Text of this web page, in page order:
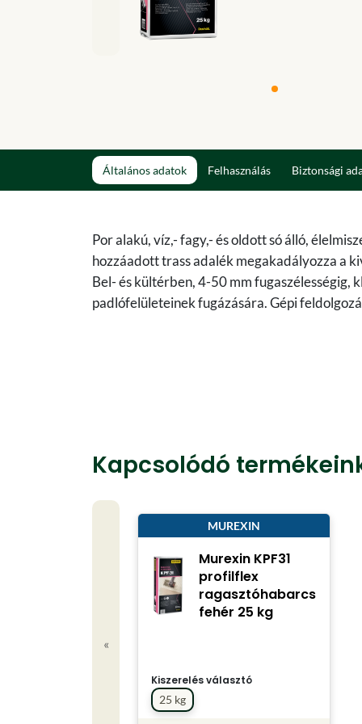
Általános adatok Felhasználás Biztonsági
Por alakú, víz,- fagy,- és oldott só álló,
hozzáadott trass adalék megakadályozza a
Bel- és kültérben, 4-50 mm
padlófelületeinek fugázására. Gépi
Kapcsolódó
«
MUREXIN
Murexin KPF31
profilflex
ragasztóhabarcs
fehér 25 kg
Kiszerelés választó
25 kg